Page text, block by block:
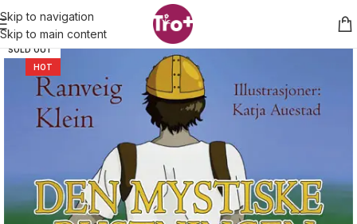
Skip to navigation
Skip to main content
SOLD OUT
HOT